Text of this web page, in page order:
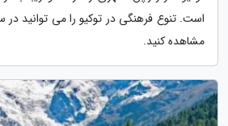
است. تنوع فرهنگی در توکیو را می توانید
مشاهده کنید.